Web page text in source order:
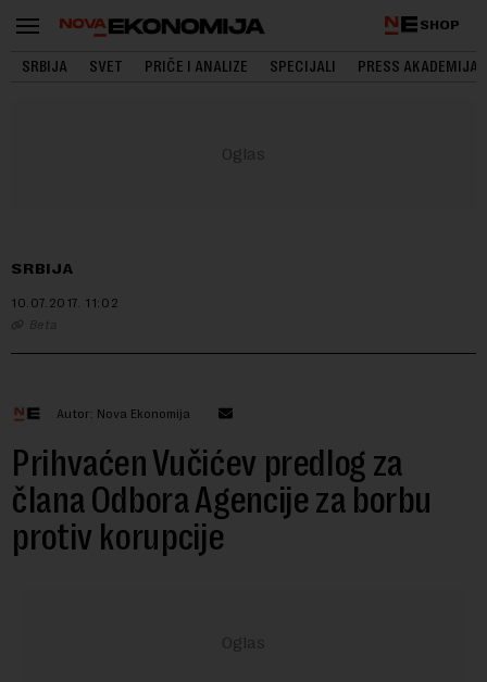
SHOP
SRBIJA SVET PRIČE I ANALIZE SPECIJALI PRESS AKADEMIJA
SRBIJA
10.07.2017. 11:02
Beta
Autor: Nova Ekonomija
Prihvaćen Vučićev predlog za
člana Odbora Agencije za borbu
protiv korupcije